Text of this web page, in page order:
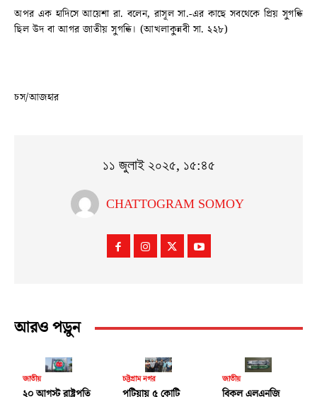
অপর এক হাদিসে আয়েশা রা. বলেন, রাসূল সা.-এর কাছে সবথেকে প্রিয় সুগন্ধি
ছিল উদ বা আগর জাতীয় সুগন্ধি। (আখলাকু্ন্নবী সা. ২২৮)
চস/আজহার
১১ জুলাই ২০২৫, ১৫:৪৫
CHATTOGRAM SOMOY
আরও পড়ুন
জাতীয় চট্টগ্রাম নগর জাতীয়